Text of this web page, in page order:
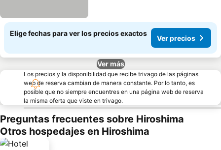
Elige fechas para ver los precios exactos
Ver precios
Ver más
Los precios y la disponibilidad que recibe trivago de las páginas
web de reserva cambian de manera constante. Por lo tanto, es
posible que no siempre encuentres en una página web de reserva
la misma oferta que viste en trivago.
Preguntas frecuentes sobre Hiroshima
Otros hospedajes en Hiroshima